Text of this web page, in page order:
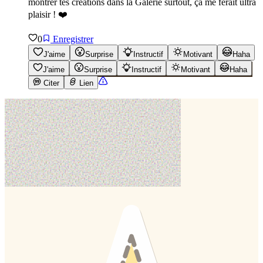
plaisir ! ❤️
0 Enregistrer
J'aime Surprise Instructif Motivant
Haha
J'aime
Surprise Instructif Motivant
Haha
Citer
Lien